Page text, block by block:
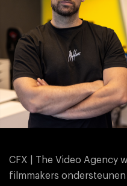
CFX | The Video Agency
filmmakers